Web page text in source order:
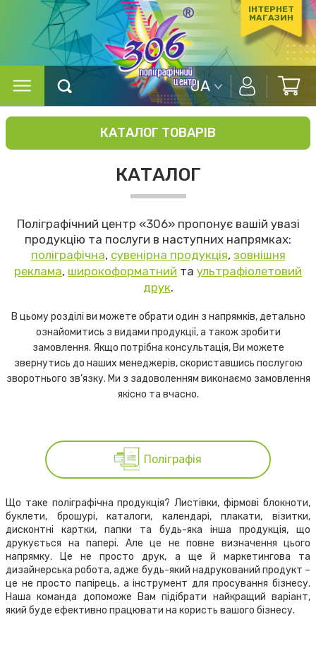
ІНТЕРНЕТ
МАГАЗИН
UA
КАТАЛОГ ТОВАРІВ
КАТАЛОГ
Поліграфічний центр «306» пропонує вашій увазі
продукцію та послуги в наступних напрямках:
поліграфічна, сувенірна продукція, зовнішня
реклама, широкоформатний та ультрафіолетовий
друк.
В цьому розділі ви можете обрати один з напрямків, детально
ознайомитись з видами продукції, а також зробити
замовлення. Якщо потрібна консультація, Ви можете
звернутись до наших менеджерів, скориставшись послугою
зворотнього зв’язку. Ми з задоволенням виконаємо замовлення
якісно та вчасно.
Поліграфія
Що таке поліграфічна продукція? Листівки, фірмові блокноти,
буклети, брошурі, каталоги, календарі, плакати, візитки,
дисконтні картки, папки та будь-яка інша продукція, що
друкується на папері. Але це не повне визначення цього
напрямку. Це не просто друк, а ще й маркетингова та
дизайнерська робота, адже будь-який надрукований продукт –
це не просто папірець, а інструмент для просування бізнесу.
Наша команда допоможе Вам підібрати найкращий варіант,
який буде ефективно працювати на користь вашого бізнесу.